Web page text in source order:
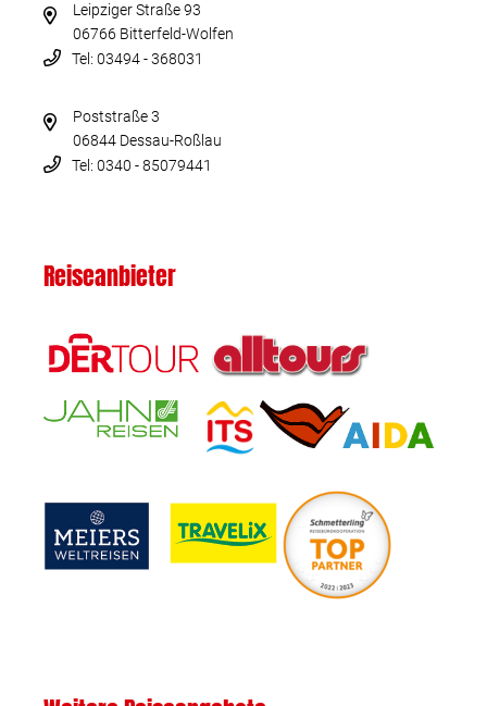
Leipziger Straße 93
06766 Bitterfeld-Wolfen
Tel: 03494 - 368031
Poststraße 3
06844 Dessau-Roßlau
Tel: 0340 - 85079441
Reiseanbieter